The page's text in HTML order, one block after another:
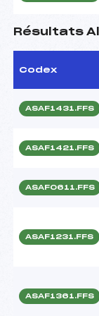
Résultats
Codex
ASAF1431.FFS
ASAF1421.FFS
ASAF0611.FFS
ASAF1231.FFS
ASAF1361.FFS